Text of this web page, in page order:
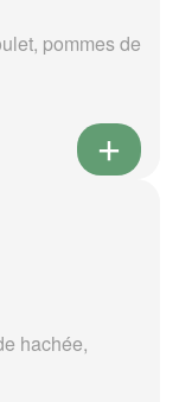
pommes de
hachée,